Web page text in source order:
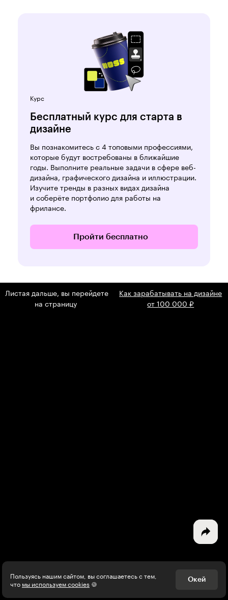
Курс
Бесплатный курс для старта в
дизайне
Вы познакомитесь с 4 топовыми профессиями,
которые будут востребованы в ближайшие
годы. Выполните реальные задачи в сфере веб-
дизайна, графического дизайна и иллюстрации.
Изучите тренды в разных видах дизайна
и соберёте портфолио для работы на
фрилансе.
Пройти бесплатно
Листая дальше, вы перейдете
на страницу
Как зарабатывать на дизайне
от 100 000 ₽
Пользуясь нашим сайтом, вы соглашаетесь с тем,
что мы используем cookies 🍪 Окей
Маркетинг